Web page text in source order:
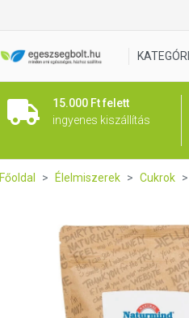
15.000 Ft felett
ingyenes kiszállítás
Főoldal Élelmiszerek Cukrok